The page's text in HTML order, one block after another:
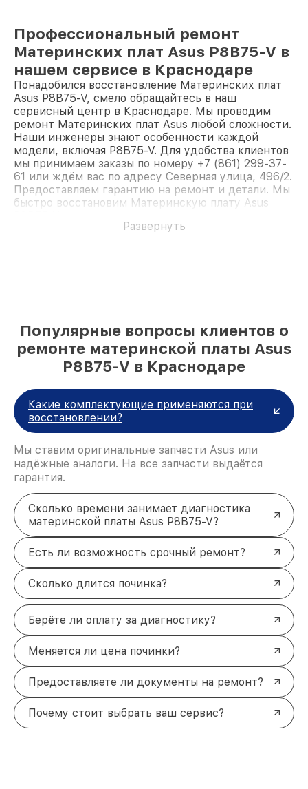
Профессиональный ремонт
Материнских плат Asus P8B75-V в
нашем сервисе в Краснодаре
Понадобился восстановление Материнских плат
Asus P8B75-V, смело обращайтесь в наш
сервисный центр в Краснодаре. Мы проводим
ремонт Материнских плат Asus любой сложности.
Наши инженеры знают особенности каждой
модели, включая P8B75-V. Для удобства клиентов
мы принимаем заказы по номеру +7 (861) 299-37-
61 или ждём вас по адресу Северная улица, 496/2.
Предоставляем гарантию на ремонт и детали. Мы
быстро восстановим Материнскую плату Asus
Развернуть
Популярные вопросы клиентов о
ремонте материнской платы Asus
P8B75-V в Краснодаре
Какие комплектующие применяются при
восстановлении?
Мы ставим оригинальные запчасти Asus или
надёжные аналоги. На все запчасти выдаётся
гарантия.
Сколько времени занимает диагностика
материнской платы Asus P8B75-V?
Есть ли возможность срочный ремонт?
Сколько длится починка?
Берёте ли оплату за диагностику?
Меняется ли цена починки?
Предоставляете ли документы на ремонт?
Почему стоит выбрать ваш сервис?